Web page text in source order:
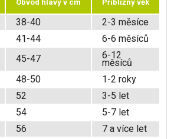
Obvod hlavy v cm Přibližný věk
38-40
2-3 měsíce
41-44
6-6 měsíců
45-47 6-12
měsíců
48-50
1-2 roky
52
3-5 let
54
5-7 let
56
7 a více let